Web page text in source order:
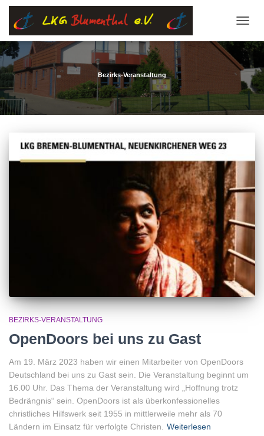
Bezirks-Veranstaltung
BEZIRKS-VERANSTALTUNG
OpenDoors bei uns zu Gast
Am 19. März 2023 haben wir einen Mitarbeiter von OpenDoors
Deutschland bei uns zu Gast sein. Die Veranstaltung beginnt um
16.00 Uhr. Das Thema der Veranstaltung wird „Hoffnung trotz
Bedrängnis“ sein. OpenDoors ist als überkonfessionelles
christliches Hilfswerk seit 1955 in mittlerweile mehr als 70
Ländern im Einsatz für verfolgte Christen.
Weiterlesen